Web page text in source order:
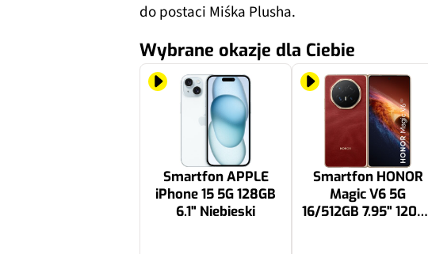
do postaci Miśka Plusha.
Wybrane okazje dla Ciebie
Smartfon APPLE
iPhone 15 5G 128GB
6.1" Niebieski
Smartfon HONOR
Magic V6 5G
16/512GB 7.95" 120Hz